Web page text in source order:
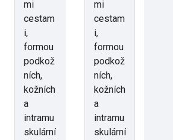
mi
cestam
i,
formou
podkož
ních,
kožních
a
intramu
skulární
mi
cestam
i,
formou
podkož
ních,
kožních
a
intramu
skulární